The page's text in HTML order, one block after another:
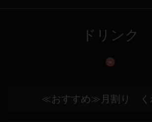
ドリンク
≪おすすめ≫月割り く